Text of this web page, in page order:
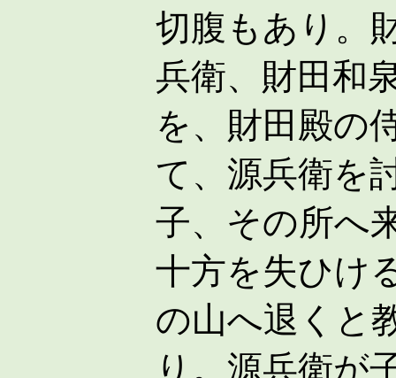
切腹もあり。
兵衛、財田和
を、財田殿の
て、源兵衛を
子、その所へ
十方を失ひけ
の山へ退くと
り。源兵衛が